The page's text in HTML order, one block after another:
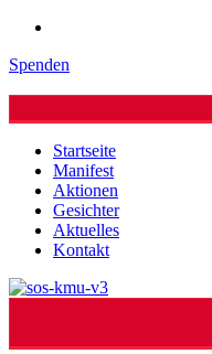
Spenden
Startseite
Manifest
Aktionen
Gesichter
Aktuelles
Kontakt